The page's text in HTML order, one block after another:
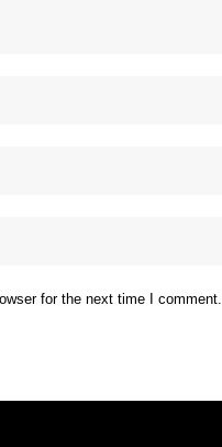
for the next time I comment.